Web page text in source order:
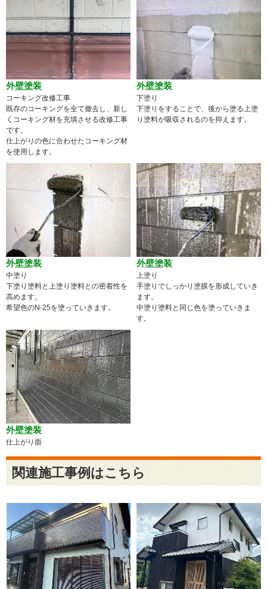
外壁塗装
コーキング改修工事
既存のコーキングを全て撤去し、新し
くコーキング材を充填させる改修工事
です。
仕上がりの色に合わせたコーキング材
を使用します。
外壁塗装
下塗り
下塗りをすることで、後から塗る上塗
り塗料が吸収されるのを抑えます。
外壁塗装
中塗り
下塗り塗料と上塗り塗料との密着性を
高めます。
希望色のN-25を塗っていきます。
外壁塗装
上塗り
手塗りでしっかり塗膜を形成していき
ます。
中塗り塗料と同じ色を塗っていきま
す。
外壁塗装
仕上がり面
関連施工事例はこちら